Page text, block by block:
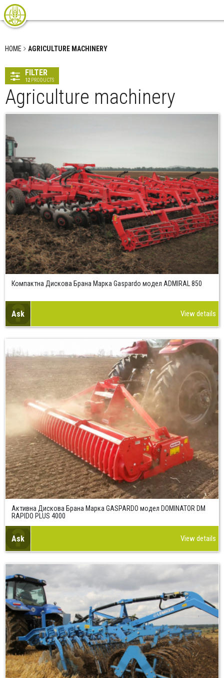
HOME AGRICULTURE MACHINERY
FILTER
12 PRODUCTS
Agriculture machinery
Компактна Дискова Брана Марка Gaspardo модел ADMIRAL 850
Ask View details
Aктивна Дискова Брана Марка GASPARDO модел DOMINATOR DM
RAPIDO PLUS 4000
Ask View details